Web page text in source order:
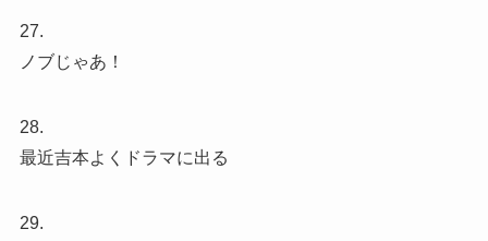
27.
ノブじゃあ！
28.
最近吉本よくドラマに出る
29.